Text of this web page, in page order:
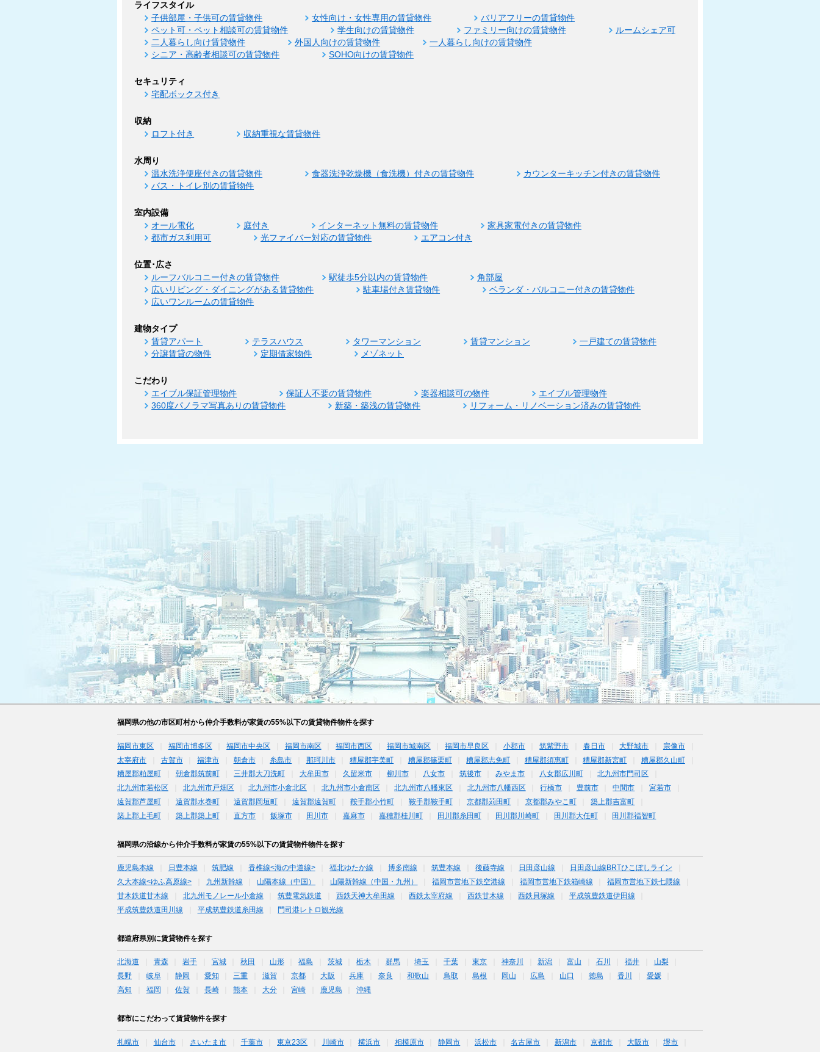
ライフスタイル
子供部屋・子供可の賃貸物件 女性向け・女性専用の賃貸物件
バリアフリーの賃貸物件
ペット可・ペット相談可の賃貸物件
学生向けの賃貸物件 ファミリー向けの賃貸物件
ルームシェア可
二人暮らし向け賃貸物件
外国人向けの賃貸物件
一人暮らし向けの賃貸物件
シニア・高齢者相談可の賃貸物件
SOHO向けの賃貸物件
セキュリティ
宅配ボックス付き
収納
ロフト付き 収納重視な賃貸物件
水周り
温水洗浄便座付きの賃貸物件 食器洗浄乾燥機（食洗機）付きの賃貸物件
カウンターキッチン付きの賃貸物件
バス・トイレ別の賃貸物件
室内設備
オール電化 庭付き インターネット無料の賃貸物件
家具家電付きの賃貸物件
都市ガス利用可
光ファイバー対応の賃貸物件 エアコン付き
位置･広さ
ルーフバルコニー付きの賃貸物件 駅徒歩5分以内の賃貸物件
角部屋
広いリビング・ダイニングがある賃貸物件
駐車場付き賃貸物件
ベランダ・バルコニー付きの賃貸物件
広いワンルームの賃貸物件
建物タイプ
賃貸アパート テラスハウス タワーマンション 賃貸マンション
一戸建ての賃貸物件
分譲賃貸の物件
定期借家物件 メゾネット
こだわり
エイブル保証管理物件 保証人不要の賃貸物件 楽器相談可の物件
エイブル管理物件
360度パノラマ写真ありの賃貸物件
新築・築浅の賃貸物件 リフォーム・リノベーション済みの賃貸物件
福岡県の他の市区町村から仲介手数料が家賃の55%以下の賃貸物件物件を探す
福岡市東区 福岡市博多区 福岡市中央区 福岡市南区 福岡市西区 福岡市城南区 福岡市早良区 小郡市 筑紫野市 春日市 大野城市
宗像市
太宰府市
古賀市 福津市 朝倉市 糸島市 那珂川市 糟屋郡宇美町 糟屋郡篠栗町 糟屋郡志免町 糟屋郡須惠町 糟屋郡新宮町
糟屋郡久山町
糟屋郡粕屋町
朝倉郡筑前町 三井郡大刀洗町 大牟田市 久留米市 柳川市 八女市 筑後市 みやま市 八女郡広川町
北九州市門司区
北九州市若松区
北九州市戸畑区 北九州市小倉北区 北九州市小倉南区 北九州市八幡東区 北九州市八幡西区 行橋市 豊前市 中間市
宮若市
遠賀郡芦屋町
遠賀郡水巻町 遠賀郡岡垣町 遠賀郡遠賀町 鞍手郡小竹町 鞍手郡鞍手町 京都郡苅田町 京都郡みやこ町
築上郡吉富町
築上郡上毛町
築上郡築上町 直方市 飯塚市 田川市 嘉麻市 嘉穂郡桂川町 田川郡糸田町 田川郡川崎町 田川郡大任町 田川郡福智町
福岡県の沿線から仲介手数料が家賃の55%以下の賃貸物件物件を探す
鹿児島本線 日豊本線 筑肥線 香椎線<海の中道線> 福北ゆたか線 博多南線 筑豊本線 後藤寺線 日田彦山線
日田彦山線BRTひこぼしライン
久大本線<ゆふ高原線>
九州新幹線 山陽本線（中国） 山陽新幹線（中国・九州） 福岡市営地下鉄空港線 福岡市営地下鉄箱崎線
福岡市営地下鉄七隈線
甘木鉄道甘木線
北九州モノレール小倉線 筑豊電気鉄道 西鉄天神大牟田線 西鉄太宰府線 西鉄甘木線 西鉄貝塚線
平成筑豊鉄道伊田線
平成筑豊鉄道田川線
平成筑豊鉄道糸田線 門司港レトロ観光線
都道府県別に賃貸物件を探す
北海道 青森 岩手 宮城 秋田 山形 福島 茨城 栃木 群馬 埼玉 千葉 東京 神奈川 新潟 富山 石川 福井
山梨
長野
岐阜 静岡 愛知 三重 滋賀 京都 大阪 兵庫 奈良 和歌山 鳥取 島根 岡山 広島 山口 徳島 香川
愛媛
高知
福岡 佐賀 長崎 熊本 大分 宮崎 鹿児島 沖縄
都市にこだわって賃貸物件を探す
札幌市 仙台市 さいたま市 千葉市 東京23区 川崎市 横浜市 相模原市 静岡市 浜松市 名古屋市 新潟市 京都市 大阪市 堺市